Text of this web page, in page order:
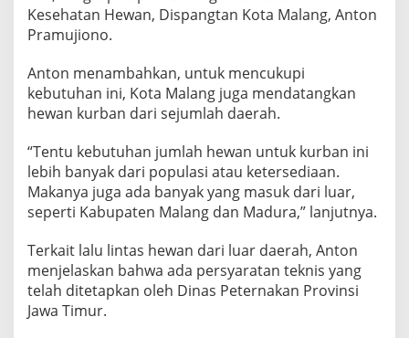
B
A
A
H
U
N
N
I
C
A
P
I
5
.
5
Kesehatan Hewan, Dispangtan Kota Malang, Anton
Pramujiono.
Anton menambahkan, untuk mencukupi
kebutuhan ini, Kota Malang juga mendatangkan
hewan kurban dari sejumlah daerah.
“Tentu kebutuhan jumlah hewan untuk kurban ini
lebih banyak dari populasi atau ketersediaan.
Makanya juga ada banyak yang masuk dari luar,
seperti Kabupaten Malang dan Madura,” lanjutnya.
Terkait lalu lintas hewan dari luar daerah, Anton
menjelaskan bahwa ada persyaratan teknis yang
telah ditetapkan oleh Dinas Peternakan Provinsi
Jawa Timur.